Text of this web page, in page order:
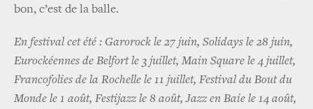
bon, c’est de la balle.
En festival cet été : Garorock le 27 juin, Solidays le 28 juin,
Eurockéennes de Belfort le 3 juillet, Main Square le 4 juillet,
Francofolies de la Rochelle le 11 juillet, Festival du Bout du
Monde le 1 août, Festijazz le 8 août, Jazz en Baie le 14 août,